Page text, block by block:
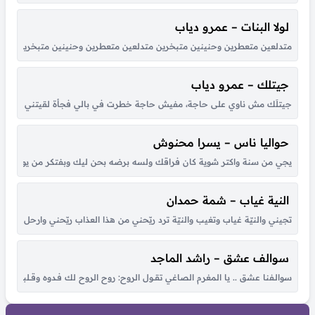
لولا البنات – عمرو دياب
متدلعين متعطرين وحنينين متبخرين متدلعين متعطرين وحنينين متبخرين عملوا
جيتلك – عمرو دياب
جيتلَك مش ناوي على حاجة، مفيش حاجة خطرت في بالي فجأة لقيتني قدام
حواليا ناس – يسرا محنوش
يجي من سنة واكتر شوية كان فراقك ولسه برضه بحن ليك وبفتكر من يوم
النية غياب – شمة حمدان
تجيني والنيّة غياب وتغيب والنيّة ترد ريّحني من هذا العذاب ريّحني وارحل
سوالف عشق – راشد الماجد
سوالـفنا عشق .. يا المغرم الصاغي تقــول الروح: روح الروح لك فـدوه وقــلبي لـو